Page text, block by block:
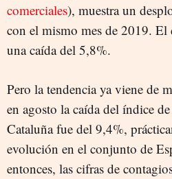
comerciales), muestra un
con el mismo mes de 2019. El
una caída del 5,8%.
Pero la tendencia ya viene de
en agosto la caída del índice
Cataluña fue del 9,4%,
evolución en el conjunto de
entonces, las cifras de